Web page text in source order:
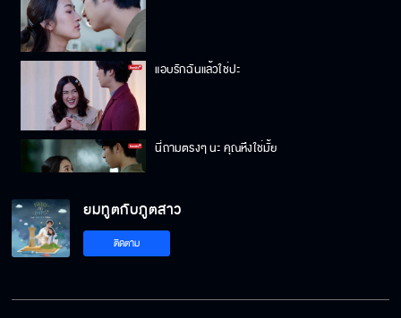
แอบรักฉันแล้วใช่ปะ
นี่ถามตรงๆ นะ คุณหึงใช่มั้ย
จะเอาให้กระเจิงทั้งกองถ่ายเลย
ยมทูตกับภูตสาว
ติดตาม